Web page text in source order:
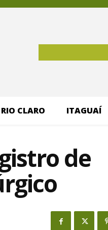
RIO CLARO ITAGUAÍ
de